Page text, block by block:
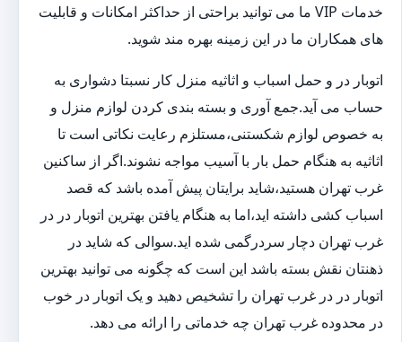
خدمات VIP ما می توانید براحتی از حداکثر امکانات و قابلیت
های همکاران ما در این زمینه بهره مند شوید.
اتوبار در و حمل اسباب و اثاثیه منزل کار نسبتا دشواری به
حساب می آید.جمع آوری و بسته بندی کردن لوازم منزل و
به خصوص لوازم شکستنی،مستلزم رعایت نکاتی است تا
اثاثیه به هنگام حمل بار با آسیب مواجه نشوند.اگر از ساکنین
غرب تهران هستید،شاید برایتان پیش آمده باشد که قصد
اسباب کشی داشته اید،اما به هنگام یافتن بهترین اتوبار در در
غرب تهران دچار سردرگمی شده اید.سوالی که شاید در
ذهنتان نقش بسته باشد این است که چگونه می توانید بهترین
اتوبار در در غرب تهران را تشخیص دهید و یک اتوبار در خوب
در محدوده غرب تهران چه خدماتی را ارائه می دهد.